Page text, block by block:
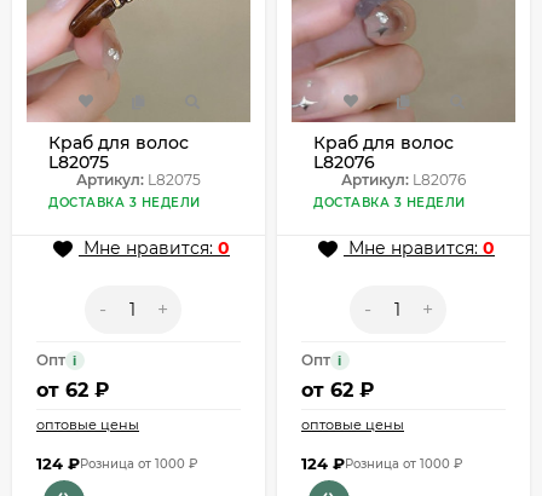
Краб для волос
L82075
Артикул: L82075
ДОСТАВКА 3 НЕДЕЛИ
Мне нравится: 0
- +
Опт i
от 62 ₽
оптовые цены
124 ₽Розница от 1000 ₽
Краб для волос
L82076
Артикул: L82076
ДОСТАВКА 3 НЕДЕЛИ
Мне нравится: 0
- +
Опт i
от 62 ₽
оптовые цены
124 ₽Розница от 1000 ₽